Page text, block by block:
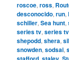
roscoe,ross,
desconocido,run,
schiller,Sea hunt,
series tv,series
shepodd,shera,
snowden,sodsai,
, ,